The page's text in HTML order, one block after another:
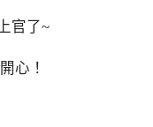
官了~
心！